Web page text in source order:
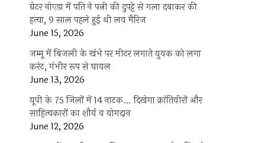
ग्रेटर नोएडा में पति ने पत्नी की दुपट्टे से गला दबाकर की
हत्या, 9 साल पहले हुई थी लव मैरिज
June 15, 2026
जम्मू में बिजली के खंभे पर मीटर लगाते युवक को लगा
करंट, गंभीर रूप से घायल
June 13, 2026
यूपी के 75 जिलों में 14 नाटक… दिखेगा क्रांतिवीरों और
साहित्यकारों का शौर्य व योगदान
June 12, 2026